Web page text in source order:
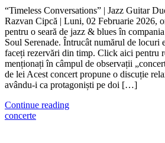
“Timeless Conversations” | Jazz Guitar
Razvan Cipcă | Luni, 02 Februarie 2026,
pentru o seară de jazz & blues în
Soul Serenade. Întrucât numărul de locuri
faceți rezervări din timp. Click aici pentru
menționați în câmpul de observații
de lei Acest concert propune o discuție
avându-i ca protagoniști pe doi […]
Continue reading
concerte